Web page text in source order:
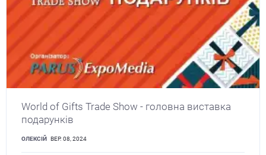
World of Gifts Trade Show - головна виставка
подарунків
ОЛЕКСІЙ ВЕР. 08, 2024